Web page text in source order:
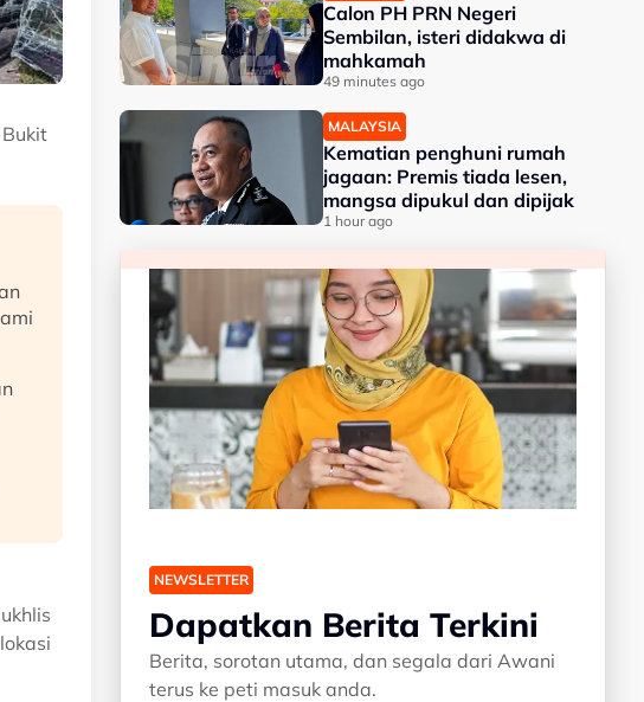
Calon PH PRN Negeri
Sembilan, isteri didakwa di
mahkamah
49 minutes ago
MALAYSIA
Kematian penghuni rumah
jagaan: Premis tiada lesen,
mangsa dipukul dan dipijak
1 hour ago
NEWSLETTER
Dapatkan Berita Terkini
Berita, sorotan utama, dan segala dari Awani
terus ke peti masuk anda.